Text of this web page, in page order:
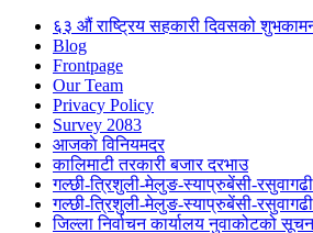
६३ औं राष्ट्रिय सहकारी दिवसको
Blog
Frontpage
Our Team
Privacy Policy
Survey 2083
आजकाे विनियमदर
कालिमाटी तरकारी बजार दरभाउ
गल्छी-त्रिशुली-मेलुङ-स्याप्रुबेंसी-
गल्छी-त्रिशुली-मेलुङ-स्याप्रुबेंसी-
जिल्ला निर्वाचन कार्यालय नुवाकोटको